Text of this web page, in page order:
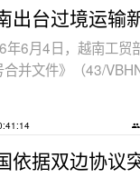
年6月4日，越南工贸
并文件》（43/